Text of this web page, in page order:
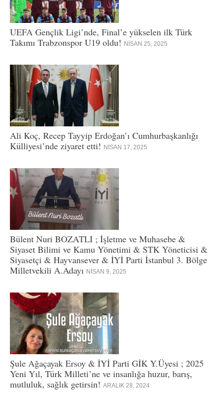
UEFA Gençlik Ligi’nde, Final’e yükselen ilk Türk
Takımı Trabzonspor U19 oldu! NISAN 25, 2025
Ali Koç, Recep Tayyip Erdoğan’ı Cumhurbaşkanlığı
Külliyesi’nde ziyaret etti! NISAN 17, 2025
Bülent Nuri BOZATLI ; İşletme ve Muhasebe &
Siyaset Bilimi ve Kamu Yönetimi & STK Yöneticisi &
Siyasetçi & Hayvansever & İYİ Parti İstanbul 3. Bölge
Milletvekili A.Adayı NISAN 9, 2025
Şule Ağaçayak Ersoy & İYİ Parti GİK Y.Üyesi ; 2025
Yeni Yıl, Türk Milleti’ne ve insanlığa huzur, barış,
mutluluk, sağlık getirsin! ARALIK 28, 2024